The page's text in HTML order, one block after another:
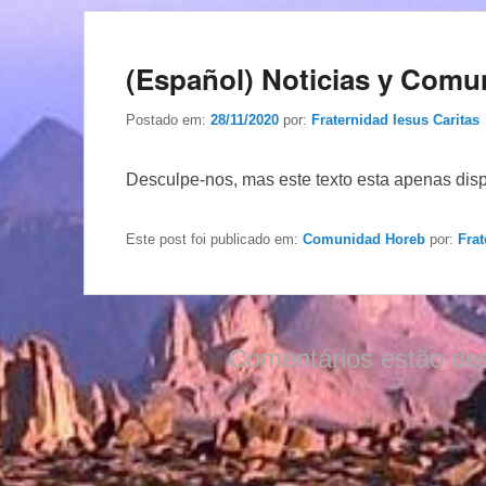
(Español) Noticias y
Postado em: 28/11/2020 por: Fraternidad Iesus Caritas
Desculpe-nos, mas este texto esta apenas
Este post foi publicado em: Comunidad Horeb por:
Comentários estão